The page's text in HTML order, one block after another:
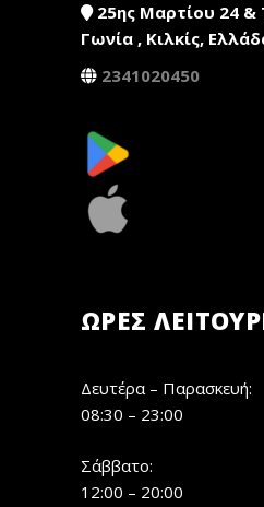
25ης Μαρτίου 24 &
Γωνία , Κιλκίς,
2341020450
ΏΡΕΣ
Δευτέρα – Παρασκευή:
08:30 – 23:00
Σάββατο:
12:00 – 20:00